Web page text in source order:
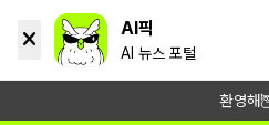
AI픽
AI 뉴스 포털
환영해